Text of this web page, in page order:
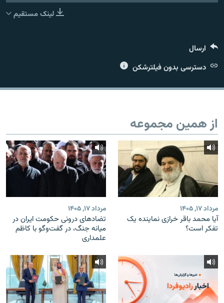
لینک مستقیم
ارسال
دسترسی بدون فیلترشکن
از همین مجموعه
مرداد ۱۷, ۱۴۰۵
آیا محمد باقر خرازی نماینده یک
تفکر است؟
مرداد ۱۷, ۱۴۰۵
تضادهای درونی حکومت ایران در
میانه جنگ، در گفت‌‌وگو با کاظم
علمداری